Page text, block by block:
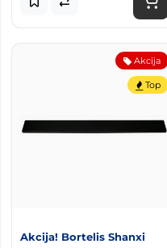
Akcija
Top
Akcija! Bortelis Shanxi